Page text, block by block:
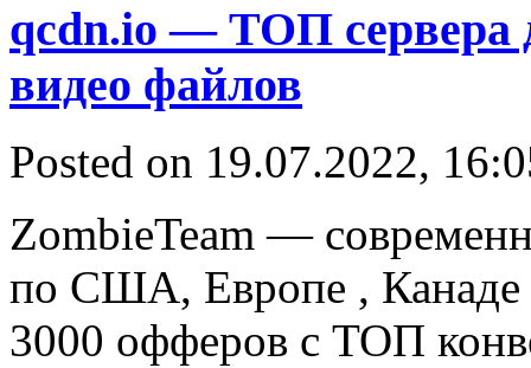
qcdn.io — ТОП сервера
видео файлов
Posted on 19.07.2022,
ZombieTeam —
по США, Европе , Канаде
3000 офферов с ТОП